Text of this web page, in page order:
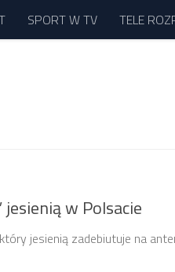
SPORT W TV TELE
w Polsacie
jesienią zadebiutuje na